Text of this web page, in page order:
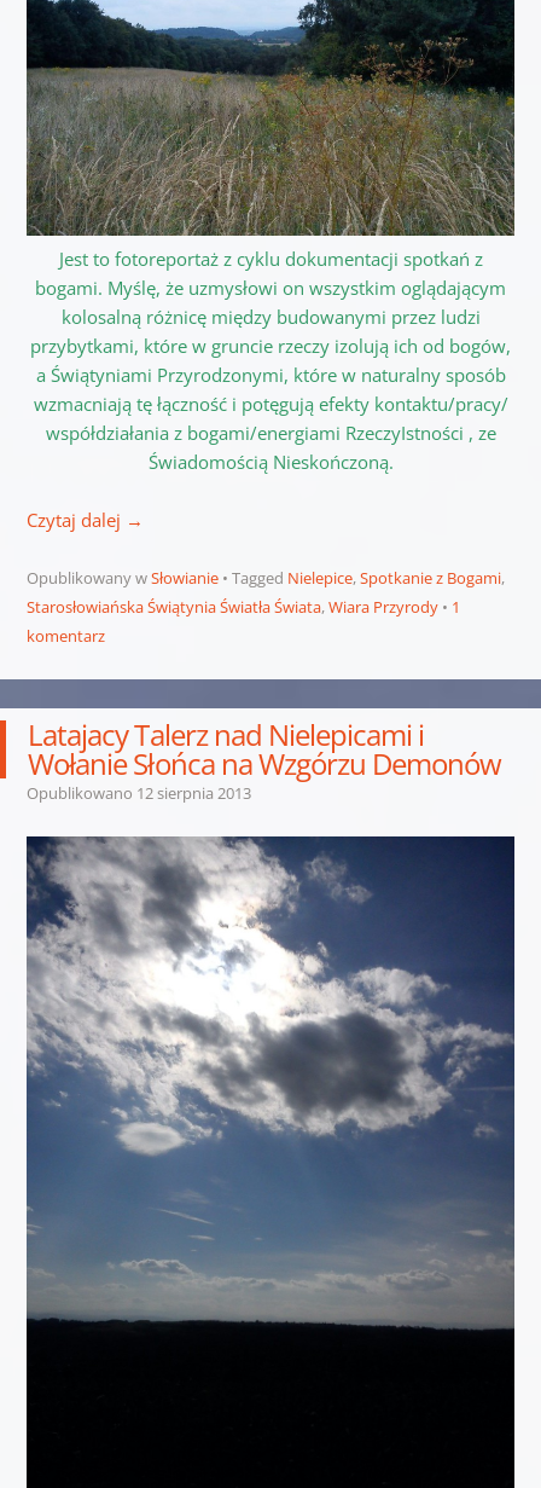
Jest to fotoreportaż z cyklu dokumentacji spotkań z
bogami. Myślę, że uzmysłowi on wszystkim oglądającym
kolosalną różnicę między budowanymi przez ludzi
przybytkami, które w gruncie rzeczy izolują ich od bogów,
a Świątyniami Przyrodzonymi, które w naturalny sposób
wzmacniają tę łączność i potęgują efekty kontaktu/pracy/
współdziałania z bogami/energiami RzeczyIstności , ze
Świadomością Nieskończoną.
Czytaj dalej →
Opublikowany wSłowianie Tagged Nielepice,Spotkanie z Bogami,
Starosłowiańska Świątynia Światła Świata,Wiara Przyrody
1
komentarz
Latajacy Talerz nad Nielepicami i
Wołanie Słońca na Wzgórzu Demonów
Opublikowano 12 sierpnia 2013